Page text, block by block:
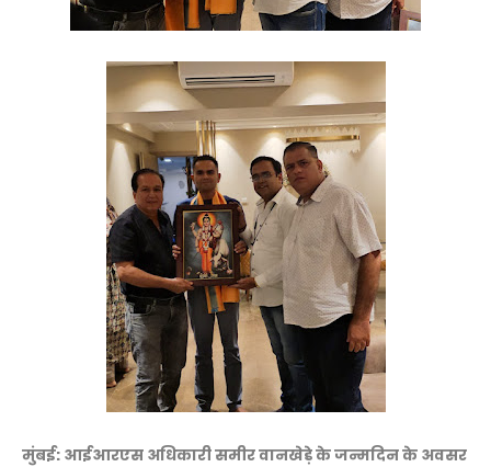
मुंबई: आईआरएस अधिकारी समीर वानखेड़े के जन्मदिन के अवसर